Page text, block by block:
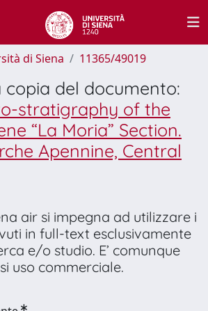
di Siena 11365/49019
copia del documento:
stratigraphy of the
“La Moria” Section.
Apennine, Central
air si impegna ad utilizzare i
in full-text esclusivamente
e/o studio. E’ comunque
uso commerciale.